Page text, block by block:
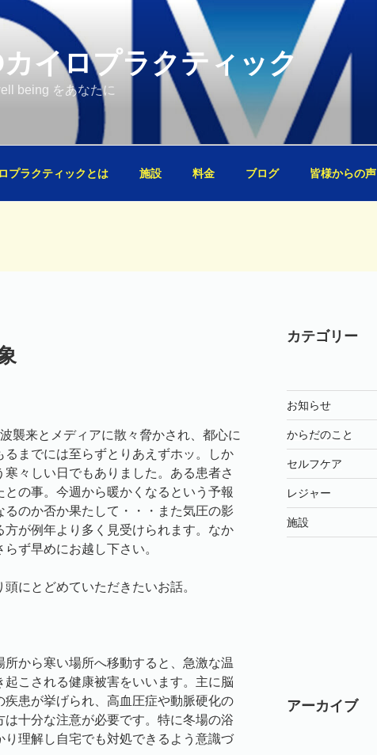
イロプラクティック
being をあなたに
プラクティックとは 施設 料金 ブログ 皆様からの声
襲来とメディアに散々脅かされ、都心に
までには至らずとりあえずホッ。しか
々しい日でもありました。ある患者さ
の事。今週から暖かくなるという予報
るのか否か果たして・・・また気圧の影
が例年より多く見受けられます。なか
ず早めにお越し下さい。
にとどめていただきたいお話。
所から寒い場所へ移動すると、急激な温
こされる健康被害をいいます。主に脳
患が挙げられ、高血圧症や動脈硬化の
十分な注意が必要です。特に冬場の浴
理解し自宅でも対処できるよう意識づ
カテゴリー
お知らせ
からだのこと
セルフケア
レジャー
施設
アーカイブ